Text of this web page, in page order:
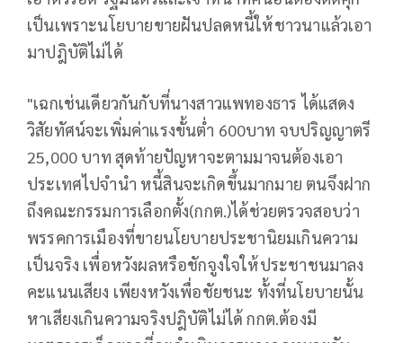
เป็นเพราะนโยบายขายฝันปลดหนี้ให้ชาวนาแล้วเอา
มาปฎิบัติไม่ได้
"เฉกเช่นเดียวกันกับที่นางสาวแพทองธาร ได้แสดง
วิสัยทัศน์จะเพิ่มค่าแรงขั้นต่ำ 600บาท จบปริญญาตรี
25,000 บาท สุดท้ายปัญหาจะตามมาจนต้องเอา
ประเทศไปจำนำ หนี้สินจะเกิดขึ้นมากมาย ตนจึงฝาก
ถึงคณะกรรมการเลือกตั้ง(กกต.)ได้ช่วยตรวจสอบว่า
พรรคการเมืองที่ขายนโยบายประชานิยมเกินความ
เป็นจริง เพื่อหวังผลหรือชักจูงใจให้ประชาชนมาลง
คะแนนเสียง เพียงหวังเพื่อชัยชนะ ทั้งที่นโยบายนั้น
หาเสียงเกินความจริงปฎิบัติไม่ได้ กกต.ต้องมี